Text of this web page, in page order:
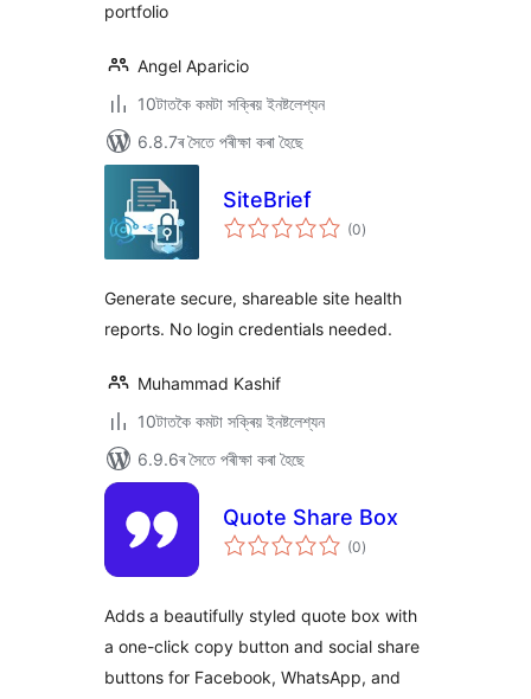
portfolio
Angel Aparicio
10টাতকৈ কমটা সক্ৰিয় ইনষ্টলেশ্যন
6.8.7ৰ সৈতে পৰীক্ষা কৰা হৈছে
SiteBrief
(0টা
মুঠ)
Generate secure, shareable site health
reports. No login credentials needed.
Muhammad Kashif
10টাতকৈ কমটা সক্ৰিয় ইনষ্টলেশ্যন
6.9.6ৰ সৈতে পৰীক্ষা কৰা হৈছে
Quote Share Box
(0টা
মুঠ)
Adds a beautifully styled quote box with
a one-click copy button and social share
buttons for Facebook, WhatsApp, and